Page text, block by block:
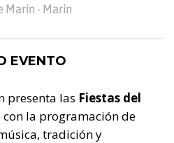
Marín - Marín
EVENTO
presenta las Fiestas del
la programación de
tradición y